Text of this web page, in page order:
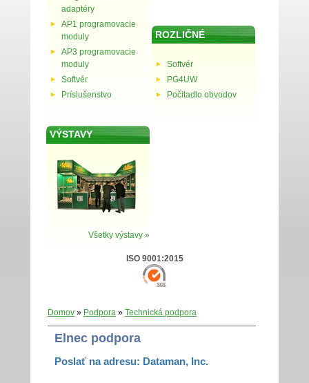
adaptéry
AP1 programovacie
moduly
AP3 programovacie
moduly
Softvér
Príslušenstvo
ROZLIČNÉ
Softvér
PG4UW
Počitadlo obvodov
VÝSTAVY
Všetky výstavy »
ISO 9001:2015
Domov » Podpora » Technická podpora
Elnec podpora
Poslať na adresu: Dataman, Inc.